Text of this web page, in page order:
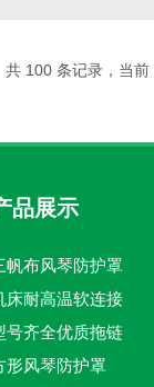
共 100 条记录，当
品展示
帆布风琴防护罩
床耐高温软连接
号齐全优质拖链
形风琴防护罩